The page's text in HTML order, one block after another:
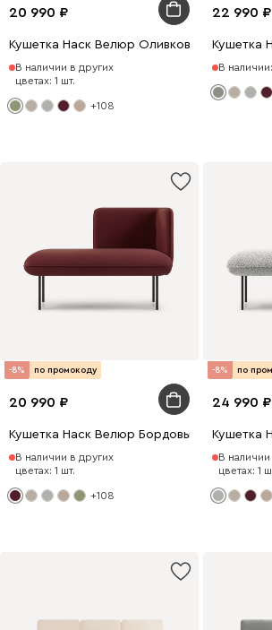
20 990
Кушетка Наск Велюр Оливковый
В наличии в других
цветах: 1 шт.
+108
22 990
Кушетка
В наличии:
-8% по промокоду
20 990
Кушетка Наск Велюр Бордовый
В наличии в других
цветах: 1 шт.
+108
-8% по
24 990
Кушетка
В наличии
цветах: 1